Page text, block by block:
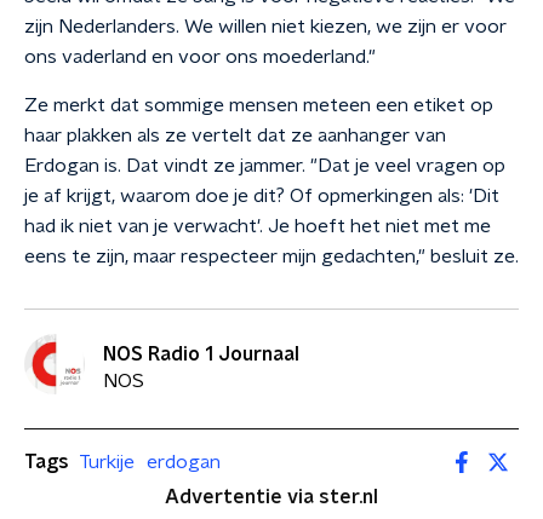
zijn Nederlanders. We willen niet kiezen, we zijn er voor
ons vaderland en voor ons moederland."
Ze merkt dat sommige mensen meteen een etiket op
haar plakken als ze vertelt dat ze aanhanger van
Erdogan is. Dat vindt ze jammer. "Dat je veel vragen op
je af krijgt, waarom doe je dit? Of opmerkingen als: 'Dit
had ik niet van je verwacht'. Je hoeft het niet met me
eens te zijn, maar respecteer mijn gedachten," besluit ze.
NOS Radio 1 Journaal
NOS
Tags Turkije
erdogan
Advertentie via ster.nl